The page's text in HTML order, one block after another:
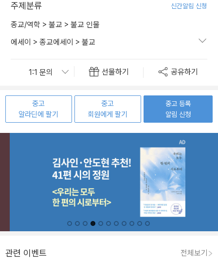
주제분류 신간알림 신청
종교/역학 > 불교 > 불교 인물
에세이 > 종교에세이 > 불교
선물하기 공유하기
중고
알라딘에 팔기
중고
회원에게 팔기
중고 등록
알림 신청
관련 이벤트 전체보기